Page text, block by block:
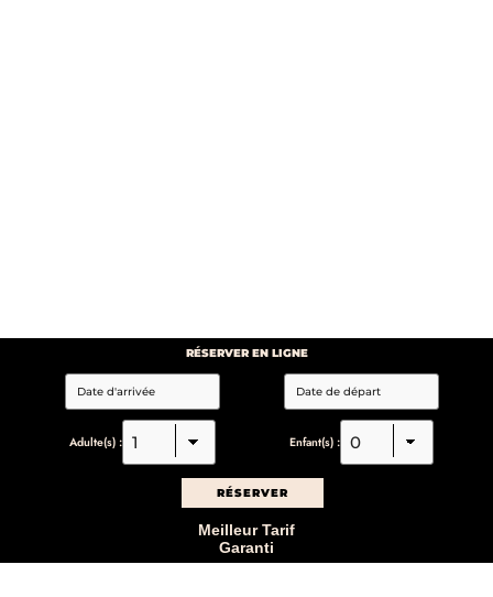
RÉSERVER EN LIGNE
Adulte(s) : Enfant(s) :
Meilleur Tarif
Garanti